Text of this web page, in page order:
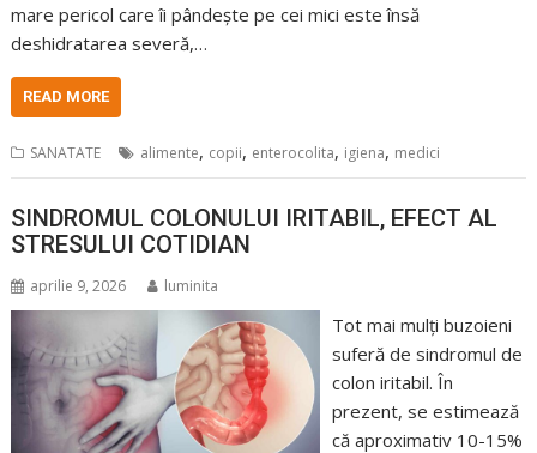
mare pericol care îi pândește pe cei mici este însă
deshidratarea severă,…
READ MORE
SANATATE alimente, copii, enterocolita, igiena, medici
SINDROMUL COLONULUI IRITABIL, EFECT AL
STRESULUI COTIDIAN
aprilie 9, 2026 luminita
Tot mai mulți buzoieni
suferă de sindromul de
colon iritabil. În
prezent, se estimează
că aproximativ 10-15%